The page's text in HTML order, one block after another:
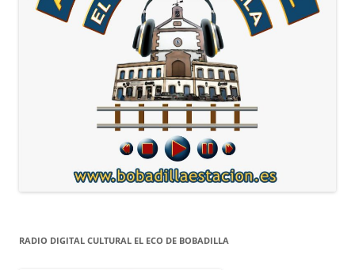
RADIO DIGITAL CULTURAL EL ECO DE BOBADILLA